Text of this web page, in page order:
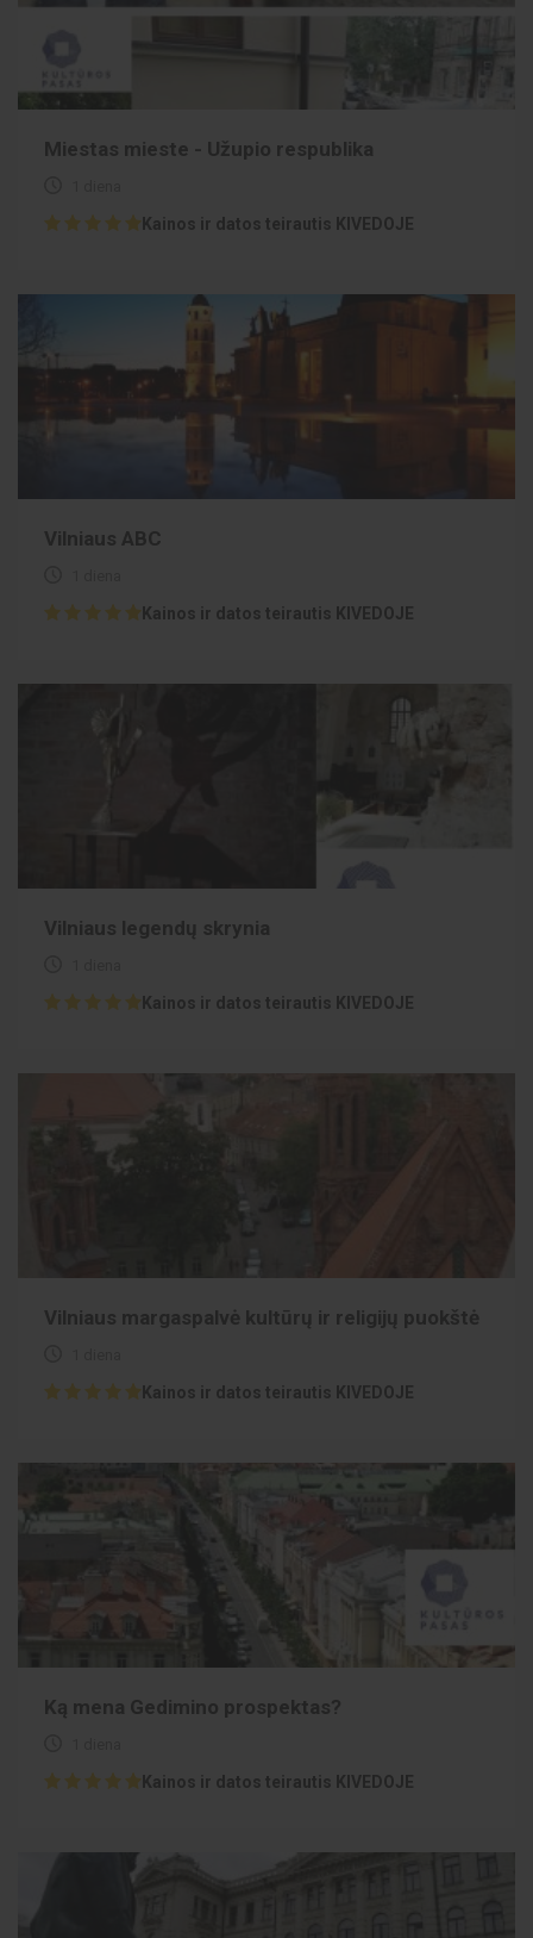
Miestas mieste - Užupio respublika
Kainos ir datos teirautis KIVEDOJE
Vilniaus ABC
Kainos ir datos teirautis KIVEDOJE
Vilniaus legendų skrynia
Kainos ir datos teirautis KIVEDOJE
Vilniaus margaspalvė kultūrų ir religijų puokštė
Kainos ir datos teirautis KIVEDOJE
Ką mena Gedimino prospektas?
Kainos ir datos teirautis KIVEDOJE